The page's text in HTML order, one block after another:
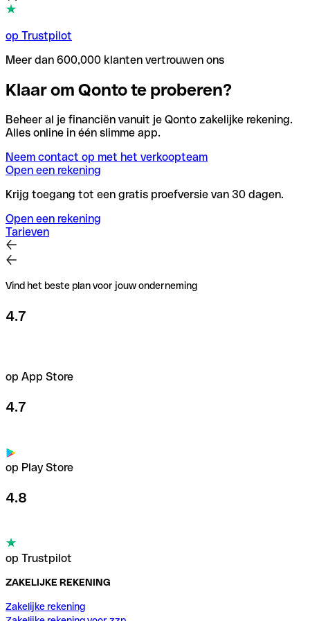
op Trustpilot
Meer dan 600,000 klanten vertrouwen ons
Klaar om Qonto te proberen?
Beheer al je financiën vanuit je Qonto zakelijke rekening.
Alles online in één slimme app.
Neem contact op met het verkoopteam
Open een rekening
Krijg toegang tot een gratis proefversie van 30 dagen.
Open een rekening
Tarieven
Vind het beste plan voor jouw onderneming
4.7
op App Store
4.7
op Play Store
4.8
op Trustpilot
ZAKELIJKE REKENING
Zakelijke rekening